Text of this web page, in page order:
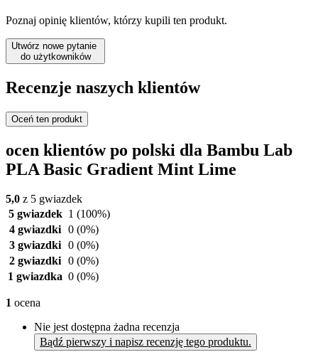
Poznaj opinię klientów, którzy kupili ten produkt.
Utwórz nowe pytanie
do użytkowników
Recenzje naszych klientów
Oceń ten produkt
ocen klientów po polski dla Bambu Lab
PLA Basic Gradient Mint Lime
5,0 z 5 gwiazdek
5 gwiazdek 1 (100%)
4 gwiazdki 0 (0%)
3 gwiazdki 0 (0%)
2 gwiazdki 0 (0%)
1 gwiazdka 0 (0%)
1 ocena
Nie jest dostępna żadna recenzja
Bądź pierwszy i napisz recenzję tego produktu.